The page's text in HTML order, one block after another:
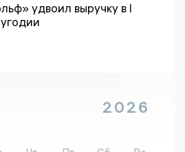
удвоил выручку в I
2026